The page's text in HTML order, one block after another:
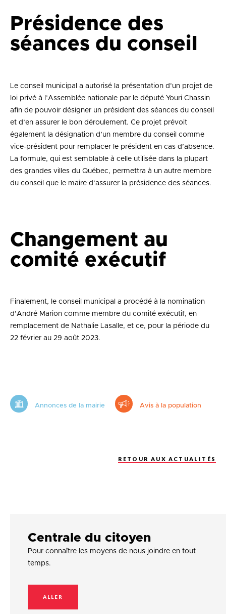
Présidence des
séances du conseil
Le conseil municipal a autorisé la présentation d’un projet de
loi privé à l’Assemblée nationale par le député Youri Chassin
afin de pouvoir désigner un président des séances du conseil
et d’en assurer le bon déroulement. Ce projet prévoit
également la désignation d’un membre du conseil comme
vice-président pour remplacer le président en cas d’absence.
La formule, qui est semblable à celle utilisée dans la plupart
des grandes villes du Québec, permettra à un autre membre
du conseil que le maire d’assurer la présidence des séances.
Changement au
comité exécutif
Finalement, le conseil municipal a procédé à la nomination
d’André Marion comme membre du comité exécutif, en
remplacement de Nathalie Lasalle, et ce, pour la période du
22 février au 29 août 2023.
Annonces de la mairie Avis à la population
RETOUR AUX ACTUALITÉS
Centrale du citoyen
Pour connaître les moyens de nous joindre en tout
temps.
ALLER